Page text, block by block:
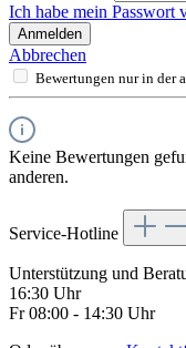
Ich habe mein Passwort
Anmelden
Abbrechen
Bewertungen nur in der
Keine Bewertungen
anderen.
Service-Hotline
Unterstützung und
16:30 Uhr
Fr 08:00 - 14:30 Uhr